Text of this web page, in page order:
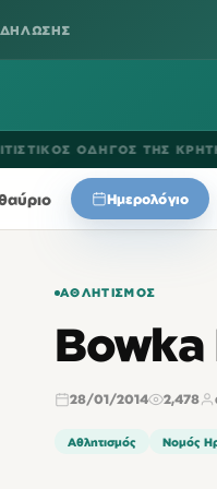
ΟΔΗΓΟΣ ΤΗΣ ΚΡΗΤΗΣ
Ημερολόγιο
ΑΘΛΗΤΙΣΜΌΣ
Βowka
28/01/2014 2,478
Αθλητισμός Νομός